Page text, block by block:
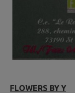
FLOWERS BY Y